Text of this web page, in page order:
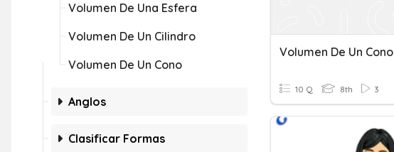
Volumen De Una Esfera
Volumen De Un Cilindro
Volumen De Un Cono
Anglos
Clasificar Formas
Volumen De Un Cono
10 Q 8th 3